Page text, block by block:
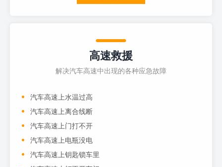
高速救援
解决汽车高速中出现的各种应急故障
汽车高速上水温过高
汽车高速上离合线断
汽车高速上门打不开
汽车高速上电瓶没电
汽车高速上钥匙锁车里